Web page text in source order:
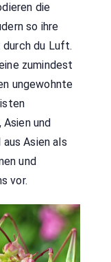
die
so ihre
du Luft.
zumindest
ungewohnte
und
aus Asien als
und
vor.